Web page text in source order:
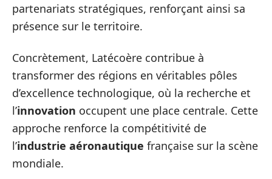
partenariats stratégiques, renforçant ainsi sa
présence sur le territoire.
Concrètement, Latécoère contribue à
transformer des régions en véritables pôles
d’excellence technologique, où la recherche et
l’innovation occupent une place centrale. Cette
approche renforce la compétitivité de
l’industrie aéronautique française sur la scène
mondiale.